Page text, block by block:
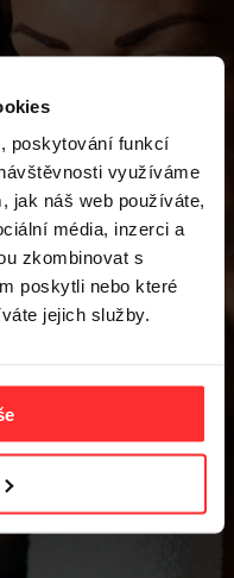
poskytování funkcí
využíváme
jak náš web používáte,
média, inzerci a
zkombinovat s
poskytli nebo které
jejich služby.